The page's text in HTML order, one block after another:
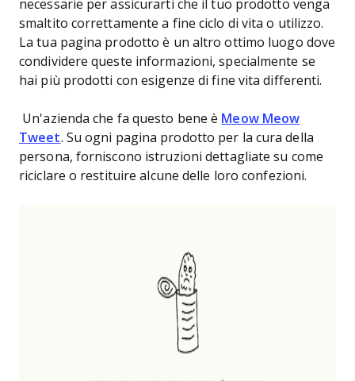
necessarie per assicurarti che il tuo prodotto venga
smaltito correttamente a fine ciclo di vita o utilizzo.
La tua pagina prodotto è un altro ottimo luogo dove
condividere queste informazioni, specialmente se
hai più prodotti con esigenze di fine vita differenti.
Un'azienda che fa questo bene è Meow Meow
Tweet. Su ogni pagina prodotto per la cura della
persona, forniscono istruzioni dettagliate su come
riciclare o restituire alcune delle loro confezioni.